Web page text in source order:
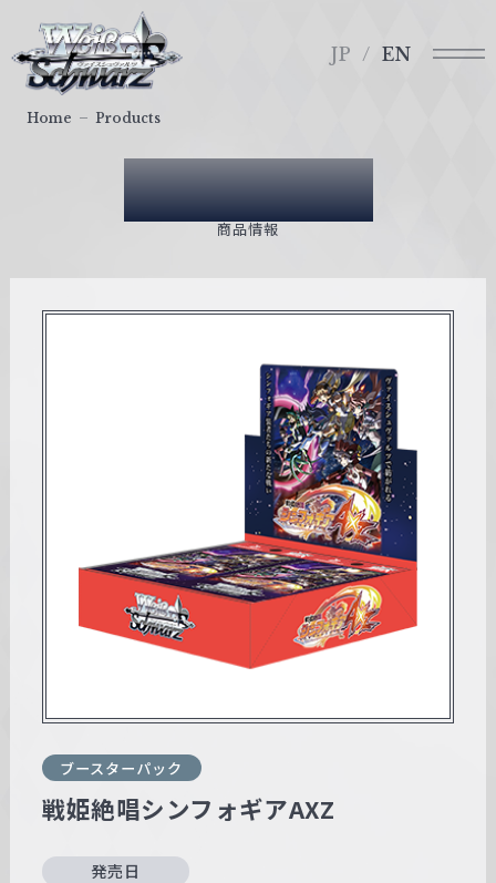
ァ
イ
JP EN
Products
商品情報
Home Products
ブースターパック
戦姫絶唱シンフォギアAXZ
発売日